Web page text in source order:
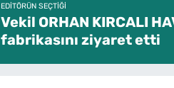
EDITÖRÜN SEÇTIĞI
Vekil ORHAN KIRCALI
fabrikasını ziyaret etti